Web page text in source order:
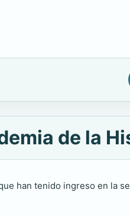
de la
han tenido ingreso en la